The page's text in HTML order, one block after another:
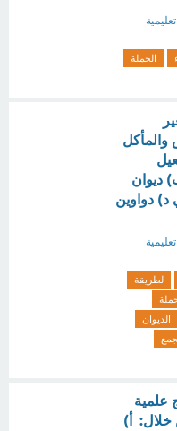
الحملة
والمأكل
ديوان
د) دواوين
لطريقة
الديوان
علمية
خلال: أ)